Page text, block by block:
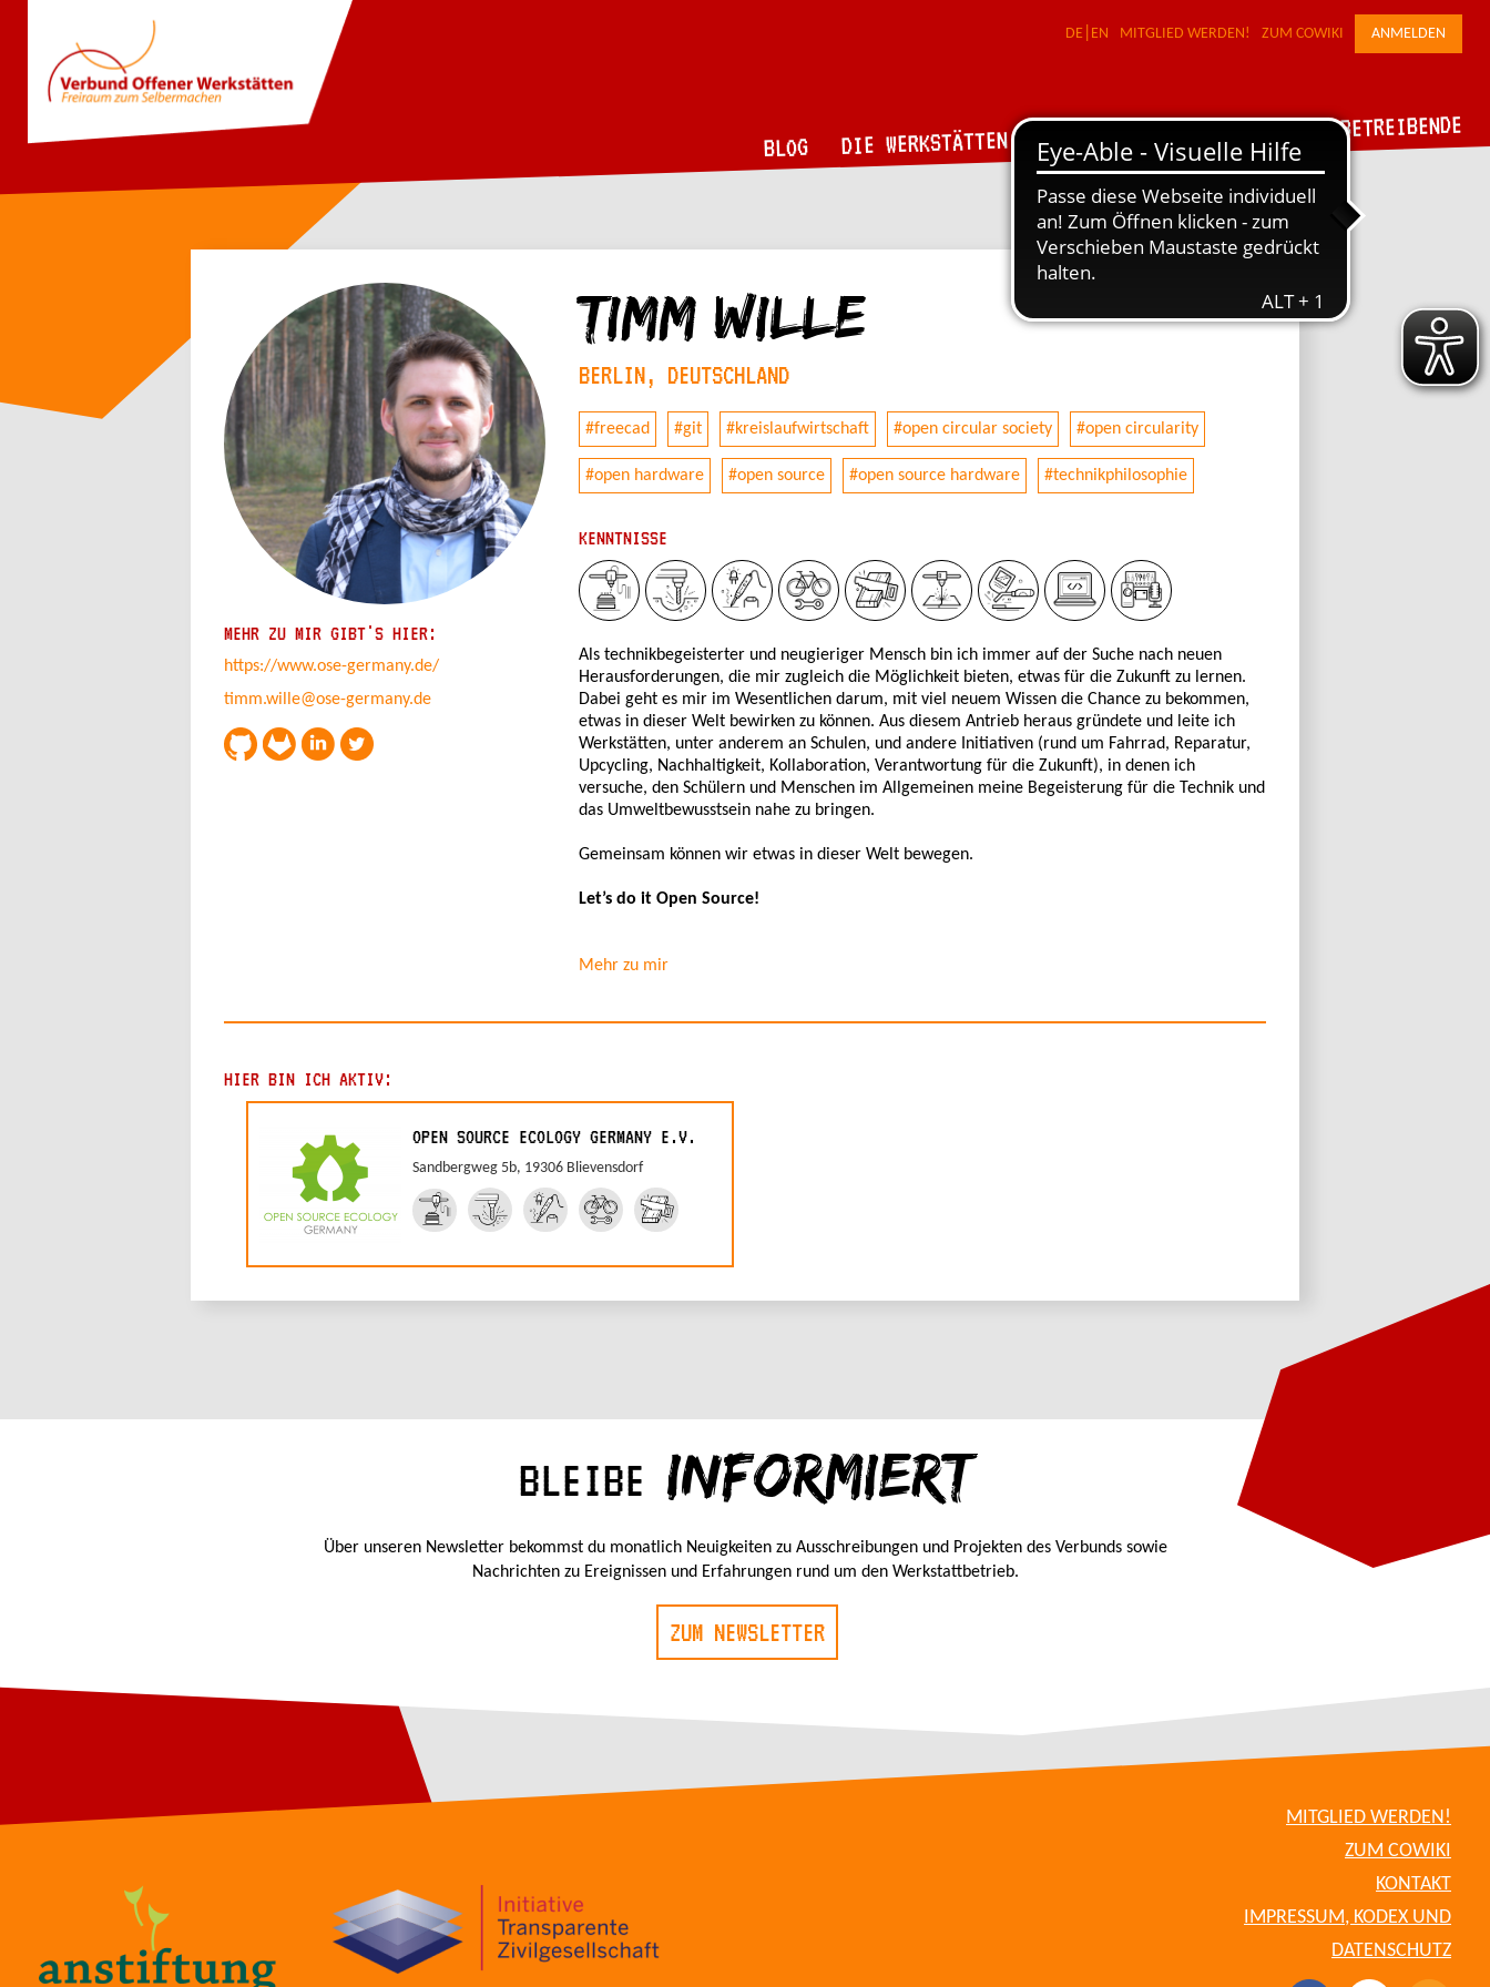
DE EN MITGLIED WERDEN! ZUM COWIKI ANMELDEN
BLOG DIE WERKSTÄTTEN DER VERBUND FÜR WERKSTATTBETREIBENDE
MEHR ZU MIR GIBT'S HIER:
https://www.ose-germany.de/
timm.wille@ose-germany.de
Timm Wille
BERLIN, DEUTSCHLAND
#freecad #git #kreislaufwirtschaft #open circular society #open circularity
#open hardware #open source #open source hardware #technikphilosophie
KENNTNISSE
Als technikbegeisterter und neugieriger Mensch bin ich immer auf der Suche nach neuen
Herausforderungen, die mir zugleich die Möglichkeit bieten, etwas für die Zukunft zu lernen.
Dabei geht es mir im Wesentlichen darum, mit viel neuem Wissen die Chance zu bekommen,
etwas in dieser Welt bewirken zu können. Aus diesem Antrieb heraus gründete und leite ich
Werkstätten, unter anderem an Schulen, und andere Initiativen (rund um Fahrrad, Reparatur,
Upcycling, Nachhaltigkeit, Kollaboration, Verantwortung für die Zukunft), in denen ich
versuche, den Schülern und Menschen im Allgemeinen meine Begeisterung für die Technik und
das Umweltbewusstsein nahe zu bringen.
Gemeinsam können wir etwas in dieser Welt bewegen.
Let’s do it Open Source!
Mehr zu mir
HIER BIN ICH AKTIV:
OPEN SOURCE ECOLOGY GERMANY E.V.
Sandbergweg 5b, 19306 Blievensdorf
BLEIBE INFORMIERT
Über unseren Newsletter bekommst du monatlich Neuigkeiten zu Ausschreibungen und Projekten des Verbunds sowie
Nachrichten zu Ereignissen und Erfahrungen rund um den Werkstattbetrieb.
ZUM NEWSLETTER
MITGLIED WERDEN!
ZUM COWIKI
KONTAKT
IMPRESSUM, KODEX UND
DATENSCHUTZ